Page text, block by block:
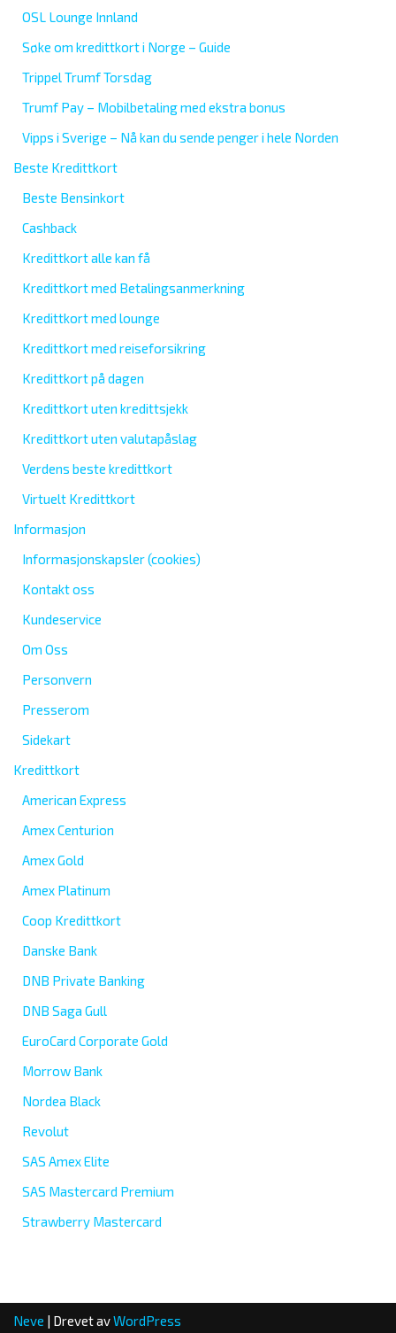
OSL Lounge Innland
Søke om kredittkort i Norge – Guide
Trippel Trumf Torsdag
Trumf Pay – Mobilbetaling med ekstra bonus
Vipps i Sverige – Nå kan du sende penger i hele Norden
Beste Kredittkort
Beste Bensinkort
Cashback
Kredittkort alle kan få
Kredittkort med Betalingsanmerkning
Kredittkort med lounge
Kredittkort med reiseforsikring
Kredittkort på dagen
Kredittkort uten kredittsjekk
Kredittkort uten valutapåslag
Verdens beste kredittkort
Virtuelt Kredittkort
Informasjon
Informasjonskapsler (cookies)
Kontakt oss
Kundeservice
Om Oss
Personvern
Presserom
Sidekart
Kredittkort
American Express
Amex Centurion
Amex Gold
Amex Platinum
Coop Kredittkort
Danske Bank
DNB Private Banking
DNB Saga Gull
EuroCard Corporate Gold
Morrow Bank
Nordea Black
Revolut
SAS Amex Elite
SAS Mastercard Premium
Strawberry Mastercard
Neve | Drevet avWordPress